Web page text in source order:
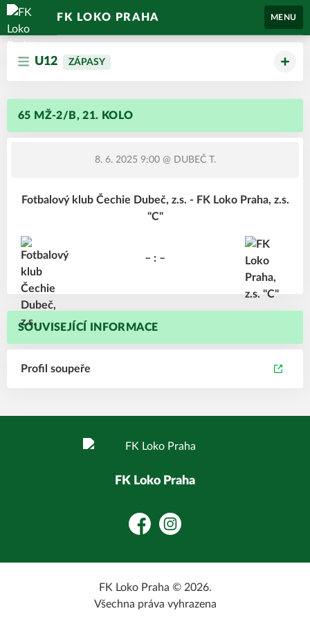
FK LOKO PRAHA MENU
U12 ZÁPASY
65 MŽ-2/B, 21. KOLO
8. 6. 2025 9:00@ DUBEČ T.
Fotbalový klub Čechie Dubeč, z.s. - FK Loko Praha, z.s.
"C"
– : –
SOUVISEJÍCÍ INFORMACE
Profil soupeře
FK Loko Praha
FacebookInstagram
FK Loko Praha © 2026.
Všechna práva vyhrazena